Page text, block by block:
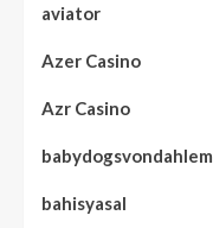
aviator
Azer Casino
Azr Casino
babydogsvondahlem
bahisyasal